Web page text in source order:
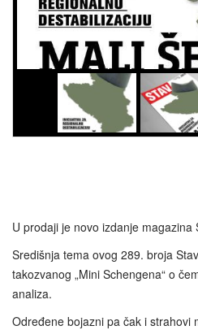
U prodaji je novo izdanje magazina
Središnja tema ovog 289. broja
takozvanog „Mini Schengena“ o
analiza.
Određene bojazni pa čak i strahovi